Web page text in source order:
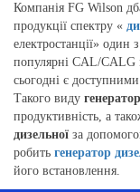
Компанія FG Wilson
продукції спектру «
електростанції»
популярні CAL/CALG
сьогодні є
Такого виду
продуктивність, а
дизельної за
робить генератор
його встановлення.